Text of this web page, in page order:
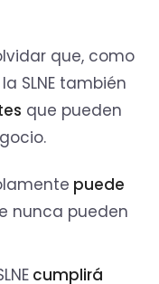
que, como
SLNE también
que pueden
puede
nunca pueden
cumplirá